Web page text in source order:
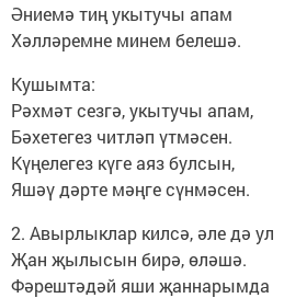
Әниемә тиң укытучы апам
Хәлләремне минем белешә.
Кушымта:
Рәхмәт сезгә, укытучы апам,
Бәхетегез читләп үтмәсен.
Күңелегез күге аяз булсын,
Яшәү дәрте мәңге сүнмәсен.
2. Авырлыклар килсә, әле дә ул
Җан җылысын бирә, өләшә.
Фәрештәдәй яши җаннарымда